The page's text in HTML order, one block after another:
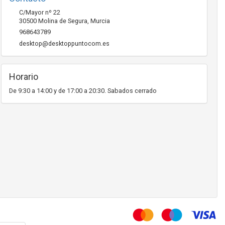
C/Mayor nº 22
30500 Molina de Segura, Murcia
968643789
desktop@desktoppuntocom.es
Horario
De 9:30 a 14:00 y de 17:00 a 20:30. Sabados cerrado